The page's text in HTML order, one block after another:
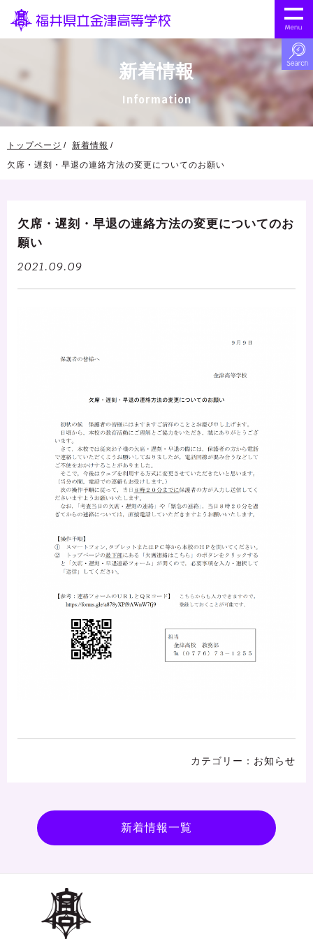
新着情報
Information
トップページ
新着情報
欠席・遅刻・早退の連絡方法の変更についてのお願い
欠席・遅刻・早退の連絡方法の変更についてのお
願い
2021.09.09
お知らせ
新着情報一覧